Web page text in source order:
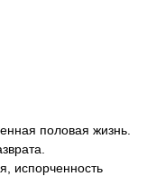
половая жизнь.
испорченность